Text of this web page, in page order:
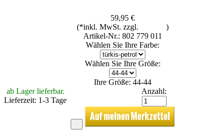
59,95 €
(*inkl. MwSt. zzgl.
)
Artikel-Nr.: 802 779 011
Wählen Sie Ihre Farbe:
Wählen Sie Ihre Größe:
Ihre Größe: 44-44
ab Lager lieferbar.
Lieferzeit: 1-3 Tage
Anzahl: